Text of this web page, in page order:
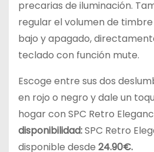
precarias de iluminación.
regular el volumen de
bajo y apagado,
teclado con función mute.
Escoge entre sus dos
en rojo o negro y dale un
hogar con SPC Retro
disponibilidad:SPC Retro
disponible desde 24.90€.